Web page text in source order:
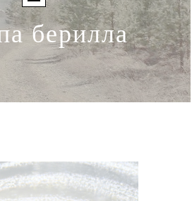
берилла